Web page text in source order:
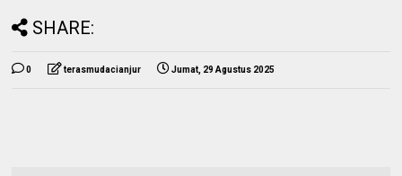
SHARE:
0 terasmudacianjur Jumat, 29 Agustus 2025